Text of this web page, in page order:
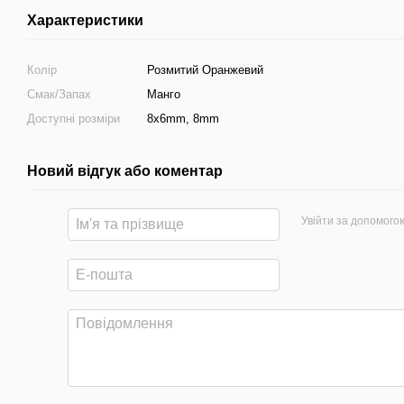
Характеристики
Колір
Розмитий Оранжевий
Смак/Запах
Манго
Доступні розміри
8x6mm, 8mm
Новий відгук або коментар
Увійти за